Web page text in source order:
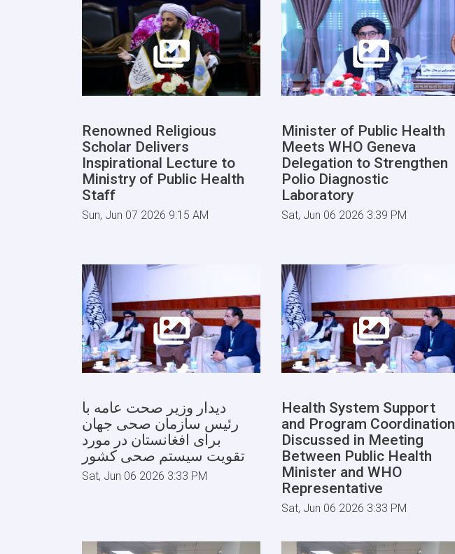
Renowned Religious
Scholar Delivers
Inspirational Lecture to
Ministry of Public Health
Staff
Sun, Jun 07 2026 9:15 AM
Minister of Public Health
Meets WHO Geneva
Delegation to Strengthen
Polio Diagnostic
Laboratory
Sat, Jun 06 2026 3:39 PM
دیدار وزیر صحت عامه با
رئیس سازمان صحی جهان
برای افغانستان در مورد
تقویت سیستم صحی کشور
Sat, Jun 06 2026 3:33 PM
Health System Support
and Program Coordination
Discussed in Meeting
Between Public Health
Minister and WHO
Representative
Sat, Jun 06 2026 3:33 PM